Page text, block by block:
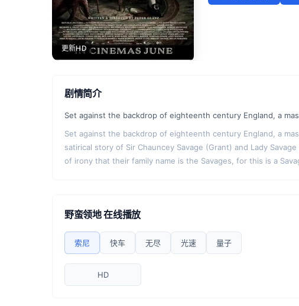
更新HD
剧情简介
Set against the backdrop of eighteenth century England, a
Set against the backdrop of eighteenth century England, a
satirical story of Sir Chauncey Savage (Grant) and Lady
of irony that their family name is the Savages, for this is a
野蛮领地 在线播放
索尼 快车 无尽 光速 量子
HD